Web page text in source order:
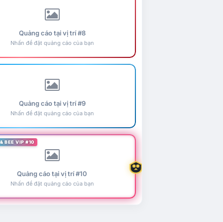
Quảng cáo tại vị trí #8
Nhấn để đặt quảng cáo của bạn
Quảng cáo tại vị trí #9
Nhấn để đặt quảng cáo của bạn
BEE VIP #10
Quảng cáo tại vị trí #10
Nhấn để đặt quảng cáo của bạn